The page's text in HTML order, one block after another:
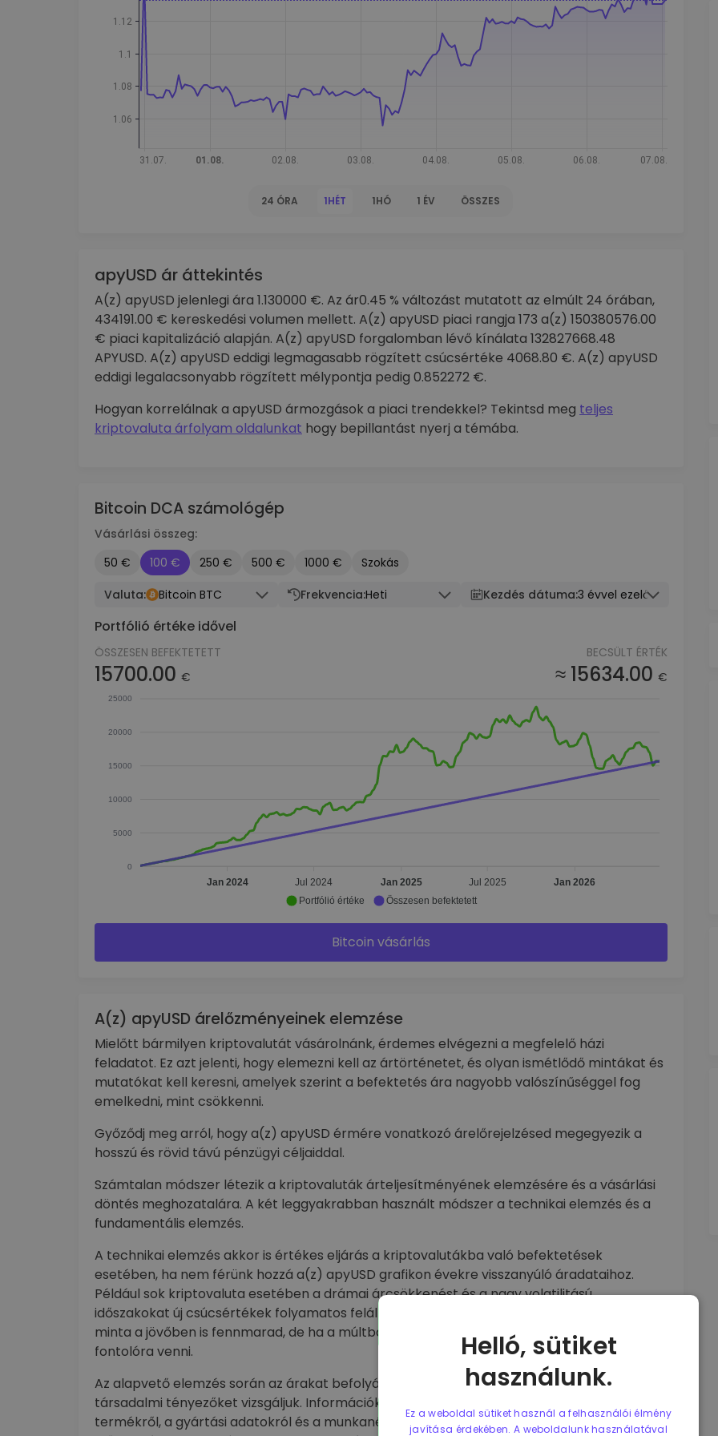
kriptotárca
24 ÓRA 1HÉT 1HÓ 1 ÉV ÖSSZES
apyUSD ár áttekintés
A(z) apyUSD jelenlegi ára 1.130000 €. Az ár0.45 % változást mutatott az elmúlt 24 órában,
434191.00 € kereskedési volumen mellett. A(z) apyUSD piaci rangja 173 a(z) 150380576.00
€ piaci kapitalizáció alapján. A(z) apyUSD forgalomban lévő kínálata 132827668.48
APYUSD. A(z) apyUSD eddigi legmagasabb rögzített csúcsértéke 4068.80 €. A(z) apyUSD
eddigi legalacsonyabb rögzített mélypontja pedig 0.852272 €.
Hogyan korrelálnak a apyUSD ármozgások a piaci trendekkel? Tekintsd meg teljes
kriptovaluta árfolyam oldalunkat hogy bepillantást nyerj a témába.
Bitcoin DCA számológép
Vásárlási összeg:
50 €
100 € 250 € 500 € 1000 €
Szokás
Valuta:
Bitcoin BTC Frekvencia:Heti Kezdés dátuma:3 évvel ezelőtt
Portfólió értéke idővel
ÖSSZESEN BEFEKTETETT
15700.00 €
BECSÜLT ÉRTÉK
≈ 15634.00 €
25000
20000
15000
10000
5000
0
Jan 2024 Jul 2024 Jan 2025 Jul 2025 Jan 2026
Portfólió értéke Összesen befektetett
Bitcoin vásárlás
A(z) apyUSD árelőzményeinek elemzése
Mielőtt bármilyen kriptovalutát vásárolnánk, érdemes elvégezni a megfelelő házi
feladatot. Ez azt jelenti, hogy elemezni kell az ártörténetet, és olyan ismétlődő mintákat és
mutatókat kell keresni, amelyek szerint a befektetés ára nagyobb valószínűséggel fog
emelkedni, mint csökkenni.
Győződj meg arról, hogy a(z) apyUSD érmére vonatkozó árelőrejelzésed megegyezik a
hosszú és rövid távú pénzügyi céljaiddal.
Számtalan módszer létezik a kriptovaluták árteljesítményének elemzésére és a vásárlási
döntés meghozatalára. A két leggyakrabban használt módszer a technikai elemzés és a
fundamentális elemzés.
A technikai elemzés akkor is értékes eljárás a kriptovalutákba való befektetések
esetében, ha nem férünk hozzá a(z) apyUSD grafikon évekre visszanyúló áradataihoz.
Például sok kriptovaluta esetében a drámai árcsökkenést és a nagy volatilitású
időszakokat új csúcsértékek folyamatos felállítása követte. Nincs garancia arra, hogy a
minta a jövőben is fennmarad, de ha a múltban következetes volt, akkor érdemes
fontolóra venni.
Az alapvető elemzés során az árakat befolyásoló gazdasági, pénzügyi, politikai és
társadalmi tényezőket vizsgáljuk. Információkat gyűjtünk a kamatlábakról, a bruttó hazai
termékről, a gyártási adatokról és a munkanélküliségi rátákról, hogy megalapozott
Helló, sütiket
használunk.
Ez a weboldal sütiket használ a felhasználói élmény
javítása érdekében. A weboldalunk használatával